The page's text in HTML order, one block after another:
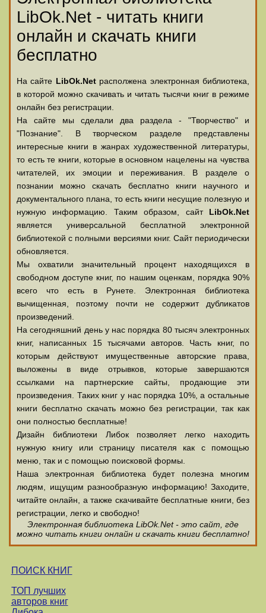
LibOk.Net - читать книги
онлайн и скачать книги
бесплатно
На сайте LibOk.Netрасполжена электронная библиотека,
в которой можно скачивать и читать тысячи книг в режиме
онлайн без регистрации.
На сайте мы сделали два раздела - "Творчество" и
"Познание". В творческом разделе представлены
интересные книги в жанрах художественной литературы,
то есть те книги, которые в основном нацелены на чувства
читателей, их эмоции и переживания. В разделе о
познании можно скачать бесплатно книги научного и
документального плана, то есть книги несущие полезную и
нужную информацию. Таким образом, сайт LibOk.Net
является универсальной бесплатной электронной
библиотекой с полными версиями книг. Сайт периодически
обновляется.
Мы охватили значительный процент находящихся в
свободном доступе книг, по нашим оценкам, порядка 90%
всего что есть в Рунете. Электронная библиотека
вычищенная, поэтому почти не содержит дубликатов
произведений.
На сегодняшний день у нас порядка 80 тысяч электронных
книг, написанных 15 тысячами авторов. Часть книг, по
которым действуют имущественные авторские права,
выложены в виде отрывков, которые завершаются
ссылками на партнерские сайты, продающие эти
произведения. Таких книг у нас порядка 10%, а остальные
книги бесплатно скачать можно без регистрации, так как
они полностью бесплатные!
Дизайн библиотеки Либок позволяет легко находить
нужную книгу или страницу писателя как с помощью
меню, так и с помощью поисковой формы.
Наша электронная библиотека будет полезна многим
людям, ищущим разнообразную информацию! Заходите,
читайте онлайн, а также скачивайте бесплатные книги, без
регистрации, легко и свободно!
Электронная библиотека LibOk.Net - это сайт, где
можно читать книги онлайн и скачать книги бесплатно!
ПОИСК КНИГ
ТОП лучших
авторов книг